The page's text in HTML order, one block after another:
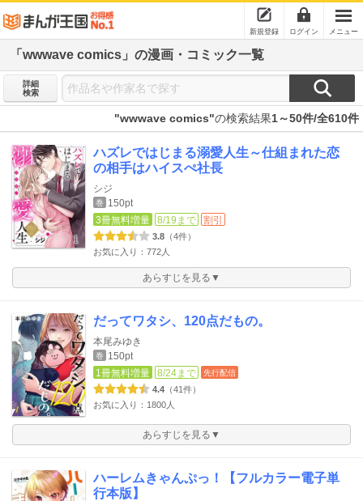
新規登録 ログイン メニュー
「wwwave comics」の漫画・コミック一覧
詳細
検索
"wwwave comics"の検索結果1～50件/全610件
ハズレではじまる溺愛人生～仕組まれた恋
の相手はハイスぺ社長
シジ
巻
150pt
3冊無料増量
8/19まで 割引
3.8 （4件）
お気に入り：772人
あらすじを見る▼
だってワタシ、120点だもの。
本尾みゆき
巻
150pt
1冊無料増量
8/24まで 先行配信
4.4 （41件）
お気に入り：1800人
あらすじを見る▼
ハーレムきゃんぷっ！【フルカラー電子単
行本版】